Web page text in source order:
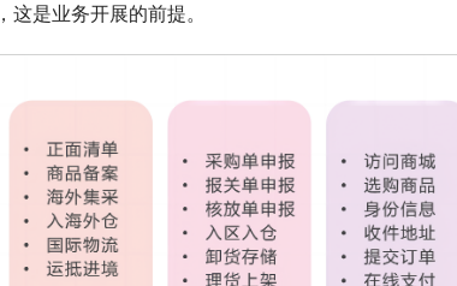
这是业务开展的前提。